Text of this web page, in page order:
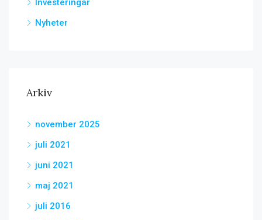
Investeringar
Nyheter
Arkiv
november 2025
juli 2021
juni 2021
maj 2021
juli 2016